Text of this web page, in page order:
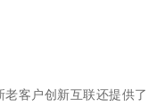
客户创新互联还提供了